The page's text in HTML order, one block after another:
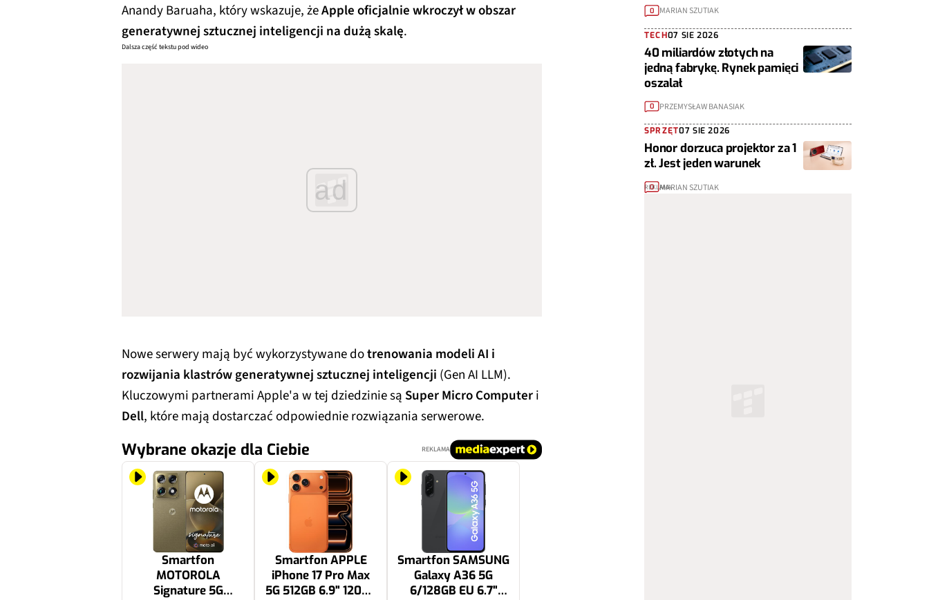
Anandy Baruaha, który wskazuje, żeApple oficjalnie wkroczył w obszar
generatywnej sztucznej inteligencji na dużą skalę.
Dalsza część tekstu pod wideo
ad
Nowe serwery mają być wykorzystywane dotrenowania modeli AI i
rozwijania klastrów generatywnej sztucznej inteligencji (Gen AI LLM).
Kluczowymi partnerami Apple'a w tej dziedzinie są Super Micro Computeri
Dell, które mają dostarczać odpowiednie rozwiązania serwerowe.
Wybrane okazje dla Ciebie REKLAMA
Smartfon
MOTOROLA
Signature 5G
Smartfon APPLE
iPhone 17 Pro Max
5G 512GB 6.9" 120Hz
Smartfon SAMSUNG
Galaxy A36 5G
6/128GB EU 6.7"
0 MARIAN SZUTIAK
TECH07 SIE 2026
40 miliardów złotych na
jedną fabrykę. Rynek pamięci
oszalał
0 PRZEMYSŁAW BANASIAK
SPRZĘT07 SIE 2026
Honor dorzuca projektor za 1
zł. Jest jeden warunek
0 MARIAN SZUTIAK